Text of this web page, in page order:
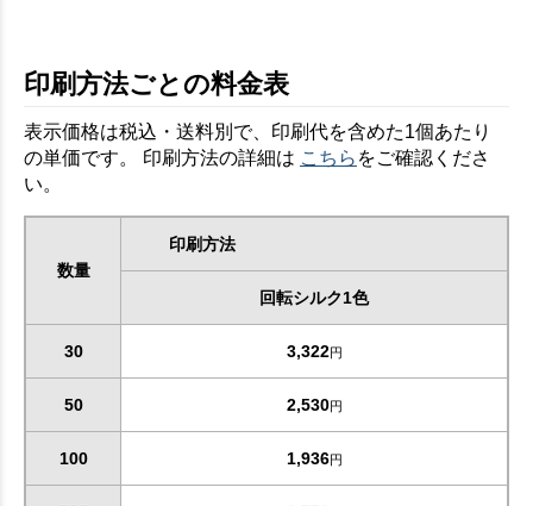
印刷方法ごとの料金表
表示価格は税込・送料別で、印刷代を含めた1個あたり
の単価です。 印刷方法の詳細は こちら をご確認くださ
い。
数量
印刷方法
回転シルク1色
30 3,322円
50 2,530円
100 1,936円